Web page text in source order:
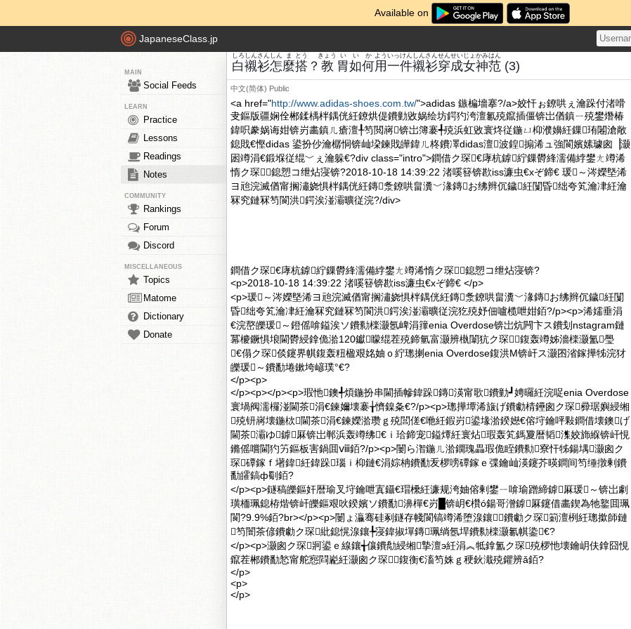
Available on
JapaneseClass.jp
MAIN
Social Feeds
LEARN
Practice
Lessons
Readings
Notes
COMMUNITY
Rankings
Forum
Discord
MISCELLANEOUS
Topics
Matome
Dictionary
Donate
白
しろ
襯
しん
衫
さん
怎
しん
麼
ま
搭
とう
？ 教
きょう
胃
い
如何
いか
用
よう
一件
いっけん
襯
しん
衫
さん
穿
せん
成女
せいじょ
神
かみ
范
はん
(3)
中文(简体) Public
<a href="http://www.adidas-shoes.com.tw/">adidas 鏃楄墻搴?/a>姣忓ぉ鐐哄ぇ瀹跺付渚嗗
叏鏂版疆娴佺郴鍒楀柈鍝侊紝鐐烘偍鐨勭敓娲绘坊鍔犳洿澶氱殑鑹插僵锛岀偤鎮ㄧ殑鐢熸椿
鍏呮豢娲诲姏锛岃畵鎮ㄦ瘡澶╀笉閲嶈锛岀簿褰╃殑浜虹敓寰炵従鍦ㄩ枊濮嬶紝鏁珛闂滄敞
鎴戝€慳didas 鍙扮仯瀹樼恫锛屾垜鍊戝皣鍏ㄦ柊鐨凙didas澶波鍠搧浠ュ強閬嬪嫊璩囪▕灏
囦竴涓€鍛堢従绲﹀ぇ瀹躲€?div class="intro">鐧借ク琛€庨杭鎼紵鏁欎綘濡備綍鐢ㄤ竴浠
惰ク琛┛鎴愬コ绁炶寖锛?2018-10-18 14:39:22 渚嗘簮锛歁iss濂虫€хぞ鍗€ 瑗～涔嬫墍浠
ヨ兘浣滅偤甯搁潚娆惧柈鍝侊紝鏄洜鐐哄畠瀵﹀湪鏄お绋辫伔鐬紝闅昏绌夸笂瀹冿紝瀹
冧究鏈冧笉閬洪鍔涘湴灞曠従浣?/div>
鐧借ク琛€庨杭鎼紵鏁欎綘濡備綍鐢ㄤ竴浠惰ク琛┛鎴愬コ绁炶寖锛?
<p>2018-10-18 14:39:22 渚嗘簮锛歁iss濂虫€хぞ鍗€ </p>
<p>瑗～涔嬫墍浠ヨ兘浣滅偤甯搁潚娆惧柈鍝侊紝鏄洜鐐哄畠瀵﹀湪鏄お绋辫伔鐬紝闅
昏绌夸笂瀹冿紝瀹冧究鏈冧笉閬洪鍔涘湴灞曠従浣犵殑妤佃嚧榄呭姏銆?/p><p>浠嬬垂涓
€浣嶅皪瑗～鐙傜啽鎰涘ソ鐨勬檪灏氬崥涓籜enia Overdose锛岀炕闁卞ス鐨刬nstagram鏈
冪櫦鐝惧埌閫欎綅鎿佹湁120钀矇绲茬殑鍗氫富灏辨槸闈犺ク琛鍑轰竴姊濇檪灏氳璺
€傝ク琛倓鑳界帺鍑轰粈楹艰姳妯ｏ紵璁揦enia Overdose鍑洪Μ锛屽ス灏囨渻鎵撶牬浣犲
皪瑗～鐨勫埢鏉垮嵃璞°€?
</p><p>
</p><p></p><p>瑕忚鐭╃煩鍦扮串閫插幓鍏跺鏄渶甯歌鐨勭┛娉曪紝浣哫enia Overdose
寰堝阀濡欏湴閫茶涓€鍊嬭壊褰╁懠鎳夈€?/p><p>璁撶墰浠旇げ鐨勮棈鑸囪ク琛彛琚嬩綅缃
殑钘嶈壊鍦栨閫茶涓€鍊嬫湁瓒ｇ殑閭傞€咃紝鍜岃鍙堟湁鍨嬨€傛垨鑰呯敤鐧借壊鐭げ
閫茶灞ゆ鎼厤锛岀郸浜轰竴绋€ｉ珨鍗宠鎰燂紝寰炶瑕轰笂鎷夐暦韬潗姣斾緥锛屽悓
鏅傜嚐閫犳竻鏂板害鍋囬ⅷ銆?/p><p>闄ら潪鍦ㄦ湁鐗瑰畾瑕佹眰鐨勬寮忓牬鍚堣灏囪ク
琛磹鎵ｆ墸鍏紝鍏跺瑙ｉ枊鏈€涓婃柟鐨勫叐椤嗙磹鎵ｅ弽鑰屾渶鑳芥暎鐧间笉缍撴剰鐨
勫皬鎬ф劅銆?
</p><p>鐩稿皪鏂奸暦瑜叉垨鑰呭寘鑷€瑁欙紝濂规洿妯傛剰鐢ㄧ啽瑜蹭締鎼厤瑗～锛岀劇
璜栭珮鎴栫煯锛屽皪鏂艰吙鍨嬪ソ鐨勫濞樿€岃█锛岄€欑ó鍚哥潧鎼厤鑳借畵鍥為牠鐜囬珮
閬?9.9%銆?br></p><p>闄ょ灜骞硅剢鐩存帴閬镐竴浠堕湶鑲╂鐨勮ク琛箣澶栵紝璁撳師鏈
笉闇茶偐鐨勮ク琛紕鎴愰湶鑲╄寖鍏掓墠鏄珮绱氬垾鐨勬檪灏氱帺鍌€?
</p><p>灏囪ク琛牁鍙ｅ線鑲╅儴鐨勪綅缃摯澶э紝涓︽牴鎿氳ク琛殑椤忚壊鑰岄伕鎿囧悓
鑹茬郴鐨勫悐甯舵惌閰嶏紝灏囪ク琛┛鍑衡€滀笉姝ｇ稉鈥濈殑鑺辨ǎ銆?
</p>
<p>
</p>